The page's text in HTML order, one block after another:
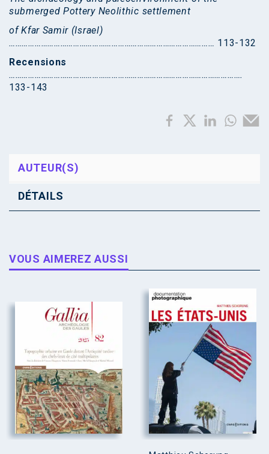
submerged Pottery Neolithic settlement
of Kfar Samir (Israel)
…………………………………………………………………………………… 113-132
Recensions
……………………………………………………………………………………………….
133-143
AUTEUR(S)
DÉTAILS
VOUS AIMEREZ AUSSI